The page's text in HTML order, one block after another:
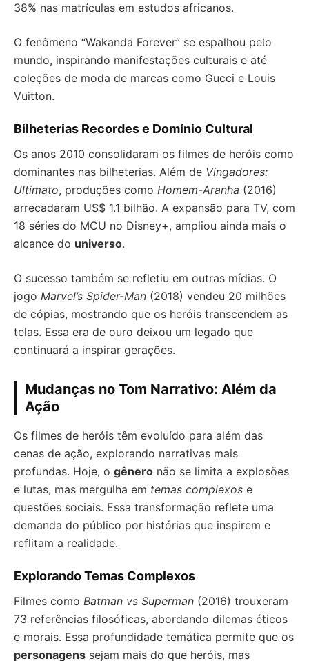
38% nas matrículas em estudos africanos.
O fenômeno “Wakanda Forever” se espalhou pelo
mundo, inspirando manifestações culturais e até
coleções de moda de marcas como Gucci e Louis
Vuitton.
Bilheterias Recordes e Domínio Cultural
Os anos 2010 consolidaram os filmes de heróis como
dominantes nas bilheterias. Além de Vingadores:
Ultimato, produções como Homem-Aranha (2016)
arrecadaram US$ 1.1 bilhão. A expansão para TV, com
18 séries do MCU no Disney+, ampliou ainda mais o
alcance do universo.
O sucesso também se refletiu em outras mídias. O
jogo Marvel’s Spider-Man (2018) vendeu 20 milhões
de cópias, mostrando que os heróis transcendem as
telas. Essa era de ouro deixou um legado que
continuará a inspirar gerações.
Mudanças no Tom Narrativo: Além da
Ação
Os filmes de heróis têm evoluído para além das
cenas de ação, explorando narrativas mais
profundas. Hoje, o gênero não se limita a explosões
e lutas, mas mergulha em temas complexos e
questões sociais. Essa transformação reflete uma
demanda do público por histórias que inspirem e
reflitam a realidade.
Explorando Temas Complexos
Filmes como Batman vs Superman (2016) trouxeram
73 referências filosóficas, abordando dilemas éticos
e morais. Essa profundidade temática permite que os
personagens sejam mais do que heróis, mas